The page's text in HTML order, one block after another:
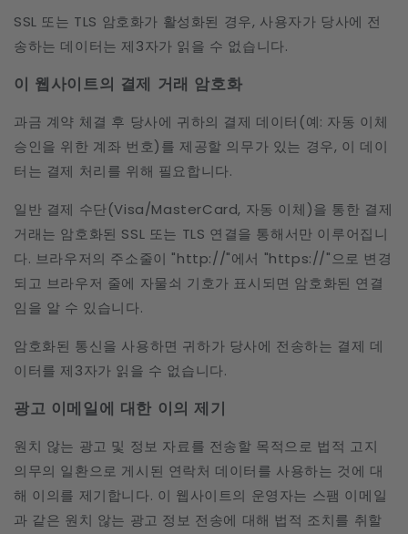
SSL 또는 TLS 암호화가 활성화된 경우, 사용자가 당사에 전
송하는 데이터는 제3자가 읽을 수 없습니다.
이 웹사이트의 결제 거래 암호화
과금 계약 체결 후 당사에 귀하의 결제 데이터(예: 자동 이체
승인을 위한 계좌 번호)를 제공할 의무가 있는 경우, 이 데이
터는 결제 처리를 위해 필요합니다.
일반 결제 수단(Visa/MasterCard, 자동 이체)을 통한 결제
거래는 암호화된 SSL 또는 TLS 연결을 통해서만 이루어집니
다. 브라우저의 주소줄이 "http://"에서 "https://"으로 변경
되고 브라우저 줄에 자물쇠 기호가 표시되면 암호화된 연결
임을 알 수 있습니다.
암호화된 통신을 사용하면 귀하가 당사에 전송하는 결제 데
이터를 제3자가 읽을 수 없습니다.
광고 이메일에 대한 이의 제기
원치 않는 광고 및 정보 자료를 전송할 목적으로 법적 고지
의무의 일환으로 게시된 연락처 데이터를 사용하는 것에 대
해 이의를 제기합니다. 이 웹사이트의 운영자는 스팸 이메일
과 같은 원치 않는 광고 정보 전송에 대해 법적 조치를 취할